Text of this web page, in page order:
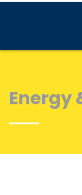
Energy